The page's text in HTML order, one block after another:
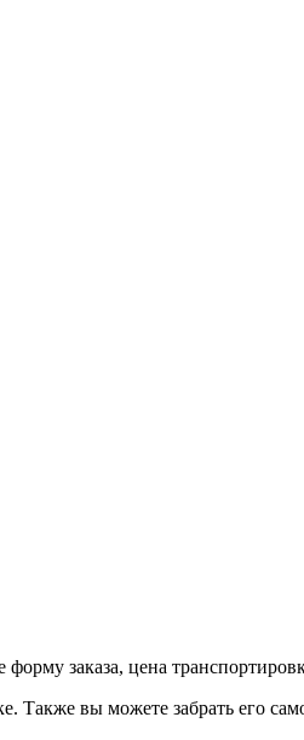
заказа, цена
вы можете забрать его